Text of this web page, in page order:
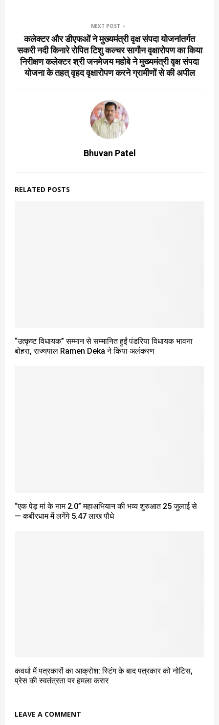
NEXT POST
कलेक्टर और डीएफओं ने मुख्यमंत्री वृक्ष संपदा योजनांतर्गत
सकरी नदी किनारे रोपित टिशु कल्चर सागौन वृक्षारोपण का किया
निरीक्षण कलेक्टर श्री जनमेजय महोबे ने मुख्यमंत्री वृक्ष संपदा
योजना के तहत् वृहद वृक्षारोपण करने ग्रामीणों से की अपील
Bhuvan Patel
RELATED POSTS
“उत्कृष्ट विधायक” सम्मान से सम्मानित हुईं पंडरिया विधायक भावना
बोहरा, राज्यपाल Ramen Deka ने किया अलंकरण
“एक पेड़ मां के नाम 2.0” महाअभियान की भव्य शुरुआत 25 जुलाई से
— कबीरधाम में लगेंगे 5.47 लाख पौधे
कवर्धा में पत्रकारों का आक्रोश: स्टिंग के बाद पत्रकार को नोटिस,
प्रेस की स्वतंत्रता पर हमला करार
LEAVE A COMMENT